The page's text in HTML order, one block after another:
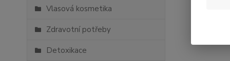
Vlasová kosmetika
Zdravotní potřeby
Detoxikace